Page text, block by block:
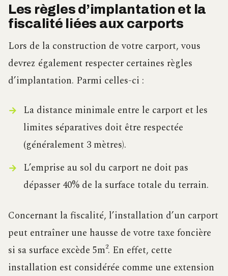
Les règles d’implantation et la
fiscalité liées aux carports
Lors de la construction de votre carport, vous
devrez également respecter certaines règles
d’implantation. Parmi celles-ci :
La distance minimale entre le carport et les
limites séparatives doit être respectée
(généralement 3 mètres).
L’emprise au sol du carport ne doit pas
dépasser 40% de la surface totale du terrain.
Concernant la fiscalité, l’installation d’un carport
peut entraîner une hausse de votre taxe foncière
si sa surface excède 5m². En effet, cette
installation est considérée comme une extension